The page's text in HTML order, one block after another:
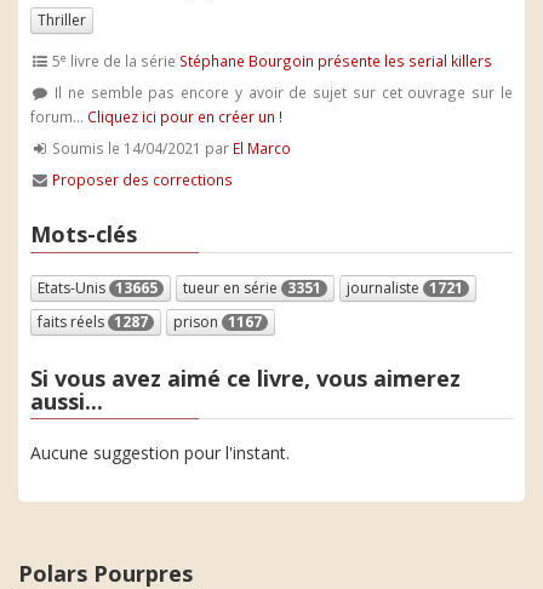
Thriller
5e livre de la série Stéphane Bourgoin présente les serial killers
Il ne semble pas encore y avoir de sujet sur cet ouvrage sur le
forum... Cliquez ici pour en créer un !
Soumis le 14/04/2021 par El Marco
Proposer des corrections
Mots-clés
Etats-Unis 13665 tueur en série 3351 journaliste 1721
faits réels 1287 prison 1167
Si vous avez aimé ce livre, vous aimerez
aussi...
Aucune suggestion pour l'instant.
Polars Pourpres